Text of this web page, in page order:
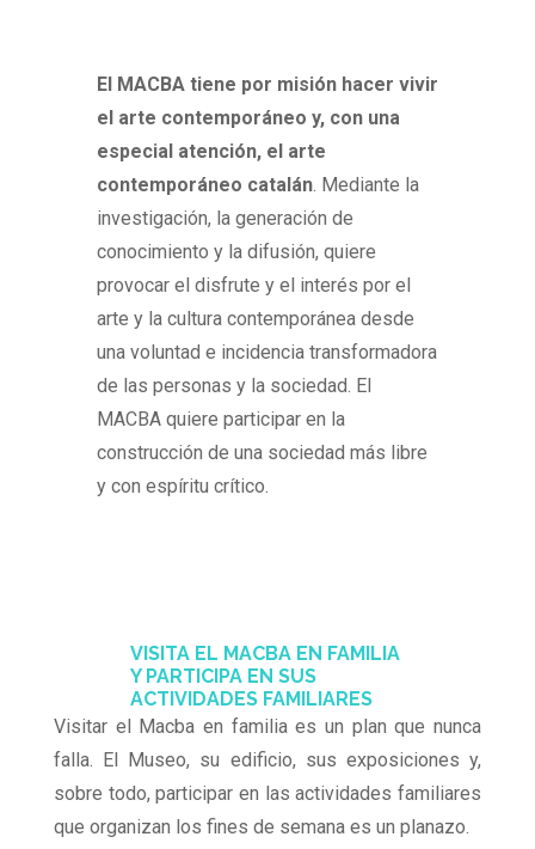
El MACBA tiene por misión hacer vivir
el arte contemporáneo y, con una
especial atención, el arte
contemporáneo catalán. Mediante la
investigación, la generación de
conocimiento y la difusión, quiere
provocar el disfrute y el interés por el
arte y la cultura contemporánea desde
una voluntad e incidencia transformadora
de las personas y la sociedad. El
MACBA quiere participar en la
construcción de una sociedad más libre
y con espíritu crítico.
VISITA EL MACBA EN FAMILIA
Y PARTICIPA EN SUS
ACTIVIDADES FAMILIARES
Visitar el Macba en familia es un plan que nunca
falla. El Museo, su edificio, sus exposiciones y,
sobre todo, participar en las actividades familiares
que organizan los fines de semana es un planazo.